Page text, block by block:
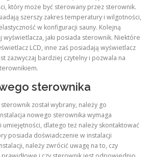
który może być sterowany przez sterownik.
szerszy zakres temperatury i wilgotności,
w konfiguracji sauny. Kolejną
wyświetlacza, jaki posiada sterownik. Niektóre
LCD, inne zaś posiadają wyświetlacz
zazwyczaj bardziej czytelny i pozwala na
sterownika
został wybrany, należy go
nowego sterownika wymaga
umiejętności, dlatego też należy skontaktować
posiada doświadczenie w instalacji
należy zwrócić uwagę na to, czy